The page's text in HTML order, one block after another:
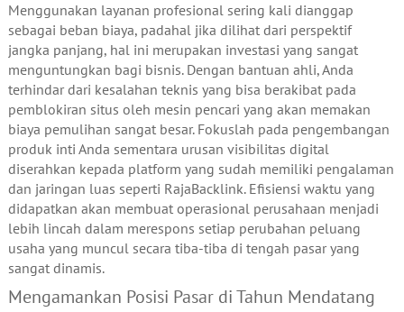
Menggunakan layanan profesional sering kali dianggap
sebagai beban biaya, padahal jika dilihat dari perspektif
jangka panjang, hal ini merupakan investasi yang sangat
menguntungkan bagi bisnis. Dengan bantuan ahli, Anda
terhindar dari kesalahan teknis yang bisa berakibat pada
pemblokiran situs oleh mesin pencari yang akan memakan
biaya pemulihan sangat besar. Fokuslah pada pengembangan
produk inti Anda sementara urusan visibilitas digital
diserahkan kepada platform yang sudah memiliki pengalaman
dan jaringan luas seperti RajaBacklink. Efisiensi waktu yang
didapatkan akan membuat operasional perusahaan menjadi
lebih lincah dalam merespons setiap perubahan peluang
usaha yang muncul secara tiba-tiba di tengah pasar yang
sangat dinamis.
Mengamankan Posisi Pasar di Tahun Mendatang